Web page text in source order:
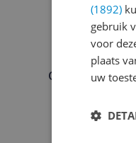
Functies
Geluid
Overige
(1892)
gebruik
voor
plaats
uw